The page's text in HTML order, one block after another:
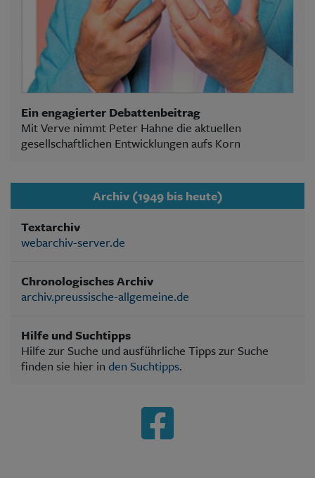
Ein engagierter Debattenbeitrag
Mit Verve nimmt Peter Hahne die aktuellen
gesellschaftlichen Entwicklungen aufs Korn
Archiv (1949 bis heute)
Textarchiv
webarchiv-server.de
Chronologisches Archiv
archiv.preussische-allgemeine.de
Hilfe und Suchtipps
Hilfe zur Suche und ausführliche Tipps zur Suche
finden sie hier in den Suchtipps.